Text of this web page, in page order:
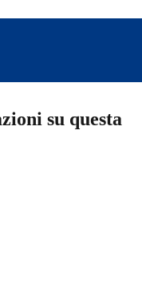
su questa